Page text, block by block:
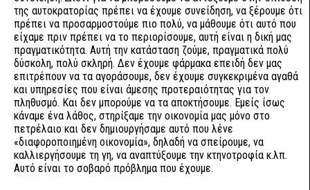
της αυτοκρατορίας πρέπει να έχουμε συνείδηση, να ξέρουμε ότι
πρέπει να προσαρμοστούμε πιο πολύ, να μάθουμε ότι αυτό που
είχαμε πριν πρέπει να το περιορίσουμε, αυτή είναι η δική μας
πραγματικότητα. Αυτή την κατάσταση ζούμε, πραγματικά πολύ
δύσκολη, πολύ σκληρή. Δεν έχουμε φάρμακα επειδή δεν μας
επιτρέπουν να τα αγοράσουμε, δεν έχουμε συγκεκριμένα αγαθά
και υπηρεσίες που είναι άμεσης προτεραιότητας για τον
πληθυσμό. Και δεν μπορούμε να τα αποκτήσουμε. Εμείς ίσως
κάναμε ένα λάθος, στηρίξαμε την οικονομία μας μόνο στο
πετρέλαιο και δεν δημιουργήσαμε αυτό που λένε
«διαφοροποιημένη οικονομία», δηλαδή να σπείρουμε, να
καλλιεργήσουμε τη γη, να αναπτύξουμε την κτηνοτροφία κ.λπ.
Αυτό είναι το σοβαρό πρόβλημα που έχουμε.